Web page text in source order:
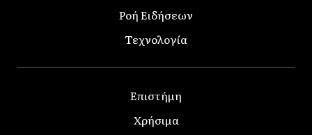
Ροή Ειδήσεων
Τεχνολογία
Επιστήμη
Χρήσιμα